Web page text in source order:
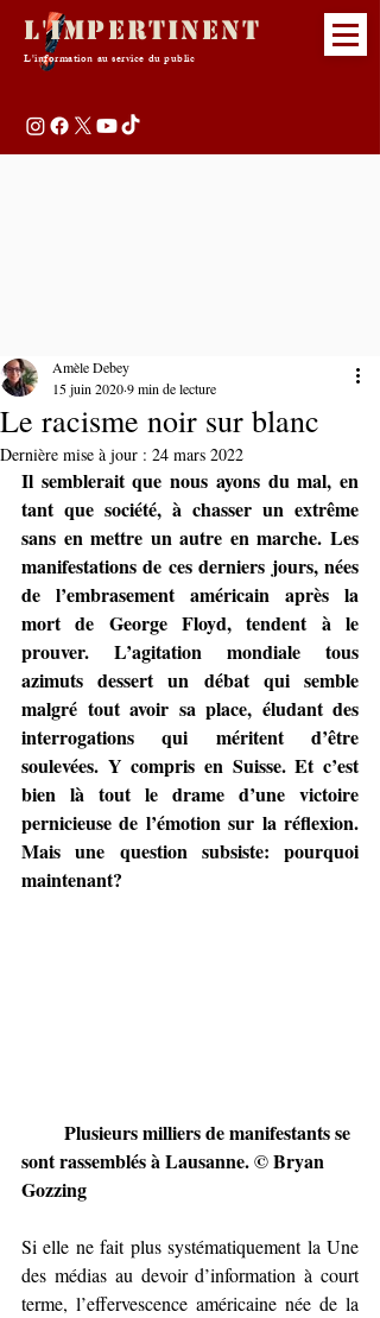
L'Impertinent
L'information au service du public
Le racisme noir sur blanc
Amèle Debey
15 juin 20209 min de lecture
Dernière mise à jour : 24 mars 2022
Il semblerait que nous ayons du mal, en
tant que société, à chasser un extrême
sans en mettre un autre en marche. Les
manifestations de ces derniers jours, nées
de l’embrasement américain après la
mort de George Floyd, tendent à le
prouver. L’agitation mondiale tous
azimuts dessert un débat qui semble
malgré tout avoir sa place, éludant des
interrogations qui méritent d’être
soulevées. Y compris en Suisse. Et c’est
bien là tout le drame d’une victoire
pernicieuse de l’émotion sur la réflexion.
Mais une question subsiste: pourquoi
maintenant?
sont rassemblés à Lausanne. © Bryan
Gozzing
Si elle ne fait plus systématiquement la Une
des médias au devoir d’information à court
terme, l’effervescence américaine née de la